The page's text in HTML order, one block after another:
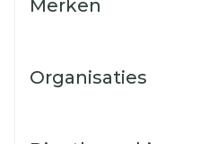
Merken
Organisaties